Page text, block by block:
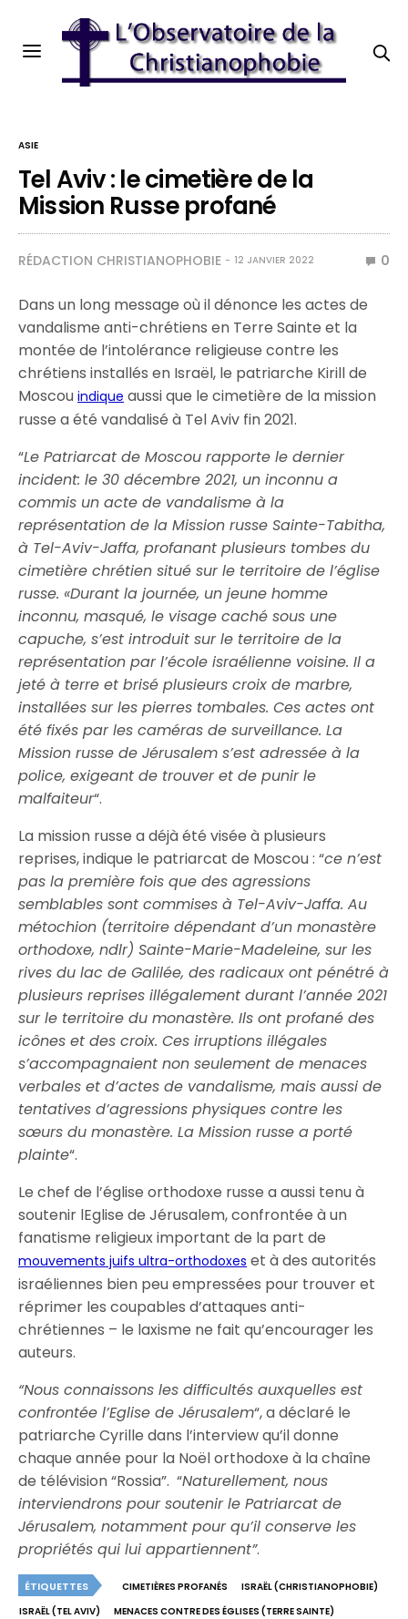
ASIE
Tel Aviv : le cimetière de la
Mission Russe profané
RÉDACTION CHRISTIANOPHOBIE 12 JANVIER 2022 0
Dans un long message où il dénonce les actes de
vandalisme anti-chrétiens en Terre Sainte et la
montée de l’intolérance religieuse contre les
chrétiens installés en Israël, le patriarche Kirill de
Moscouindique aussi que le cimetière de la mission
russe a été vandalisé à Tel Aviv fin 2021.
“Le Patriarcat de Moscou rapporte le dernier
incident: le 30 décembre 2021, un inconnu a
commis un acte de vandalisme à la
représentation de la Mission russe Sainte-Tabitha,
à Tel-Aviv-Jaffa, profanant plusieurs tombes du
cimetière chrétien situé sur le territoire de l’église
russe. «Durant la journée, un jeune homme
inconnu, masqué, le visage caché sous une
capuche, s’est introduit sur le territoire de la
représentation par l’école israélienne voisine. Il a
jeté à terre et brisé plusieurs croix de marbre,
installées sur les pierres tombales. Ces actes ont
été fixés par les caméras de surveillance. La
Mission russe de Jérusalem s’est adressée à la
police, exigeant de trouver et de punir le
malfaiteur“.
La mission russe a déjà été visée à plusieurs
reprises, indique le patriarcat de Moscou : “ce n’est
pas la première fois que des agressions
semblables sont commises à Tel-Aviv-Jaffa. Au
métochion (territoire dépendant d’un monastère
orthodoxe, ndlr) Sainte-Marie-Madeleine, sur les
rives du lac de Galilée, des radicaux ont pénétré à
plusieurs reprises illégalement durant l’année 2021
sur le territoire du monastère. Ils ont profané des
icônes et des croix. Ces irruptions illégales
s’accompagnaient non seulement de menaces
verbales et d’actes de vandalisme, mais aussi de
tentatives d’agressions physiques contre les
sœurs du monastère. La Mission russe a porté
plainte“.
Le chef de l’église orthodoxe russe a aussi tenu à
soutenir lEglise de Jérusalem, confrontée à un
fanatisme religieux important de la part de
mouvements juifs ultra-orthodoxes et à des autorités
israéliennes bien peu empressées pour trouver et
réprimer les coupables d’attaques anti-
chrétiennes – le laxisme ne fait qu’encourager les
auteurs.
“Nous connaissons les difficultés auxquelles est
confrontée l’Eglise de Jérusalem“, a déclaré le
patriarche Cyrille dans l’interview qu’il donne
chaque année pour la Noël orthodoxe à la chaîne
de télévision “Rossia”. “Naturellement, nous
interviendrons pour soutenir le Patriarcat de
Jérusalem, notamment pour qu’il conserve les
propriétés qui lui appartiennent”.
ÉTIQUETTES CIMETIÈRES PROFANÉS
ISRAËL (CHRISTIANOPHOBIE)
ISRAËL (TEL AVIV)
MENACES CONTRE DES ÉGLISES (TERRE SAINTE)